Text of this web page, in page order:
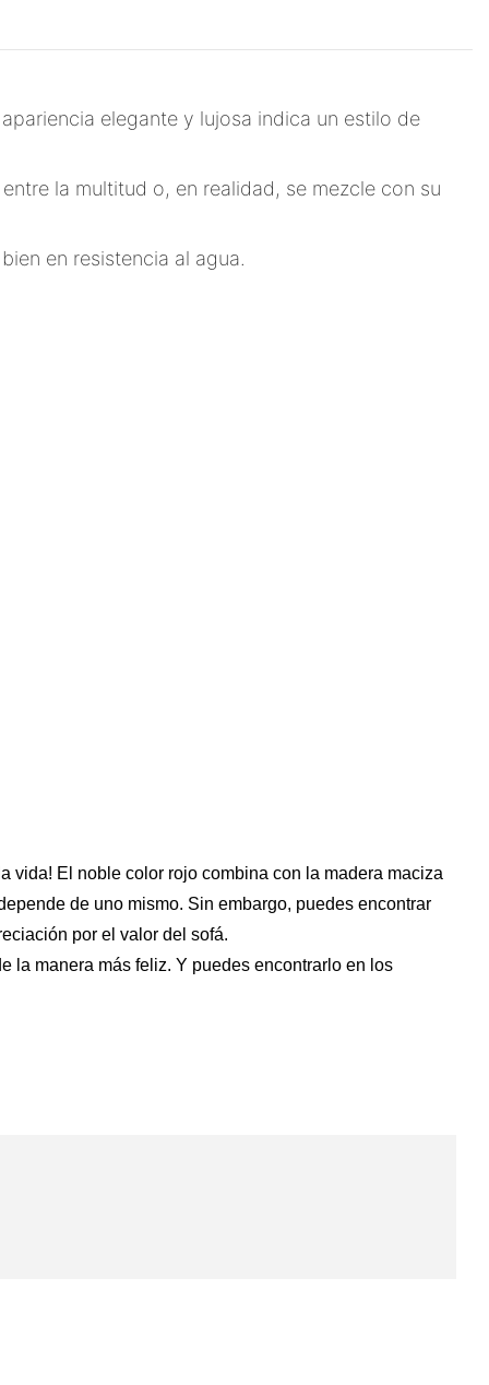
elegante y lujosa indica un estilo de
la multitud o, en realidad, se mezcle con su
en resistencia al agua.
vida! El noble color rojo combina con la madera maciza
de uno mismo. Sin embargo, puedes encontrar
por el valor del sofá.
la manera más feliz. Y puedes encontrarlo en los